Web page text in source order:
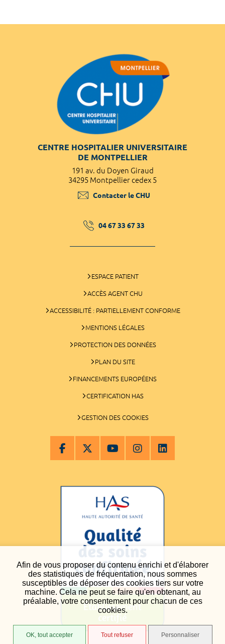
Afin de vous proposer du contenu enrichi et d'élaborer
des statistiques de fréquentation, nous sommes
susceptibles de déposer des cookies tiers sur votre
machine. Cela ne peut se faire qu'en obtenant, au
préalable, votre consentement pour chacun de ces
cookies.
OK, tout accepter Tout refuser Personnaliser
CENTRE HOSPITALIER UNIVERSITAIRE
DE MONTPELLIER
191 av. du Doyen Giraud
34295 Montpellier cedex 5
Contacter le CHU
04 67 33 67 33
ESPACE PATIENT
ACCÈS AGENT CHU
ACCESSIBILITÉ : PARTIELLEMENT CONFORME
MENTIONS LÉGALES
PROTECTION DES DONNÉES
PLAN DU SITE
FINANCEMENTS EUROPÉENS
CERTIFICATION HAS
GESTION DES COOKIES